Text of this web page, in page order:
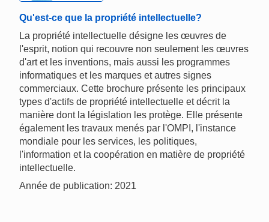
Qu'est-ce que la propriété intellectuelle?
La propriété intellectuelle désigne les œuvres de
l'esprit, notion qui recouvre non seulement les œuvres
d'art et les inventions, mais aussi les programmes
informatiques et les marques et autres signes
commerciaux. Cette brochure présente les principaux
types d'actifs de propriété intellectuelle et décrit la
manière dont la législation les protège. Elle présente
également les travaux menés par l'OMPI, l'instance
mondiale pour les services, les politiques,
l'information et la coopération en matière de propriété
intellectuelle.
Année de publication: 2021